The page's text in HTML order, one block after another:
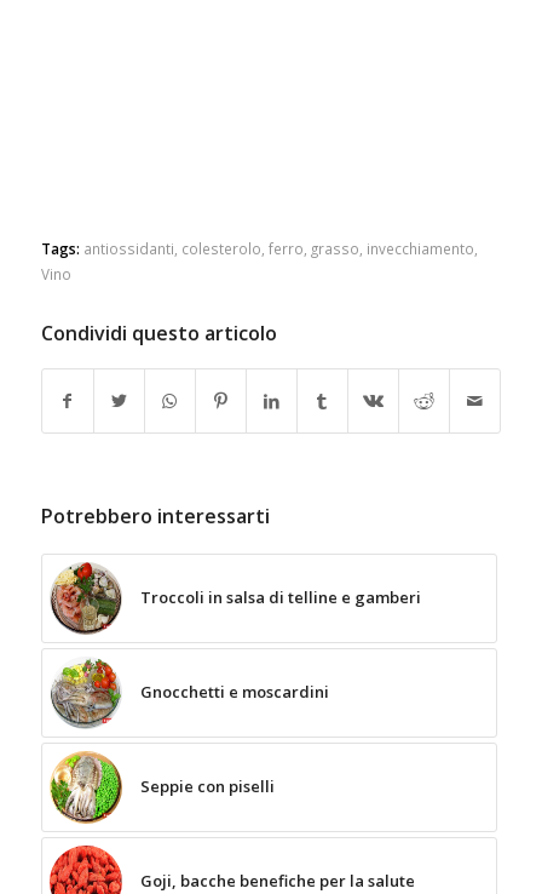
Tags: antiossidanti colesterolo ferro grasso invecchiamento
Vino
Condividi questo articolo
Potrebbero interessarti
Troccoli in salsa di telline e gamberi
Gnocchetti e moscardini
Seppie con piselli
Goji, bacche benefiche per la salute